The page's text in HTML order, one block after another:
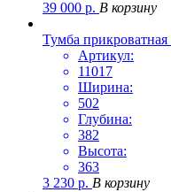
39 000 р. В корзину
Тумба
Артикул:
11017
Ширина:
502
Глубина:
382
Высота:
363
3 230 р. В корзину